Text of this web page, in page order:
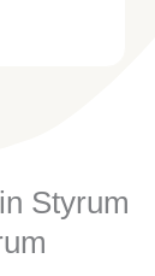
Styrum